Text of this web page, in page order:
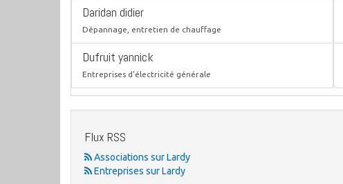
Daridan didier
Dépannage, entretien de chauffage
Dufruit yannick
Entreprises d'électricité générale
Flux RSS
Associations sur Lardy
Entreprises sur Lardy